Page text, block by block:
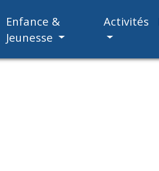
Enfance &
Jeunesse
Activités